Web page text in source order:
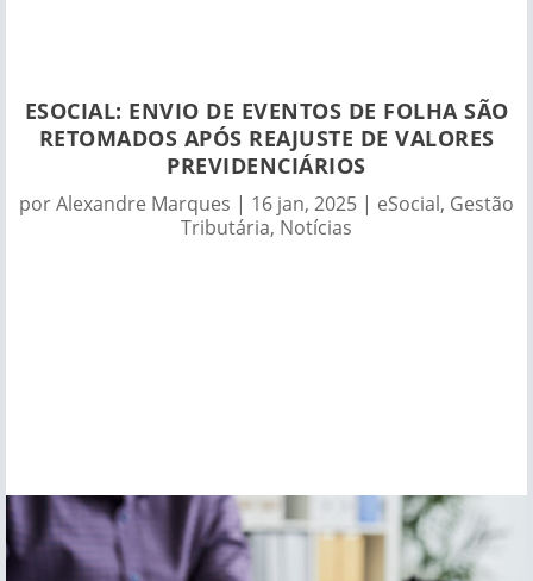
ESOCIAL: ENVIO DE EVENTOS DE FOLHA SÃO
RETOMADOS APÓS REAJUSTE DE VALORES
PREVIDENCIÁRIOS
porAlexandre Marques | 16 jan, 2025 | eSocial, Gestão
Tributária, Notícias